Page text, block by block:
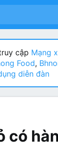
cập Mạng
Food,
diễn đàn
có